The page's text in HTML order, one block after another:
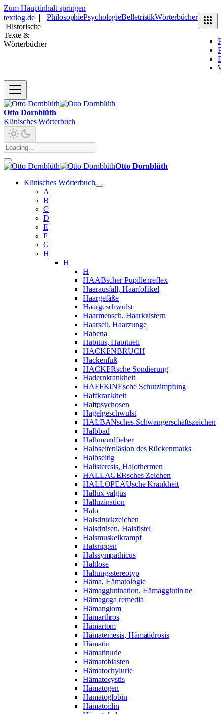
Zum Hauptinhalt springen
textlog.de
Historische
Texte &
Wörterbücher
PhilosophiePsychologieBelletristikWörterbücher
Otto Dornblüth
Klinisches Wörterbuch
Otto Dornblüth
Klinisches Wörterbuch
A
B
C
D
E
F
G
H
H
H
HAABscher Pupillenreflex
Haarausfall, Haarfollikel
Haargefäße
Haargeschwulst
Haarmensch, Haarknistern
Haarseil, Haarzunge
Habena
Habitus, Habituell
HACKENBRUCH
Hackenfuß
HACKERsche Sondierung
Hadernkrankheit
HAFFKINEsche Schutzimpfung
Haffkrankheit
Haftpsychosen
Hagelgeschwulst
HALBANsches Schwangerschaftszeichen
Halbbad
Halbmondfieber
Halbseitenläsion des Rückenmarks
Halbseitig
Halisteresis, Halothermen
HALLAGERsches Zeichen
HALLOPEAUsche Krankheit
Hallux valgus
Halluzination
Halo
Halsdruckzeichen
Halsdrüsen, Halsfistel
Halsmuskelkrampf
Halsrippen
Halssympathicus
Haltlose
Haltungsstereotyp
Häma, Hämatologie
Hämagglutination, Hämagglutinine
Hämagoga remedia
Hämangiom
Hämarthros
Hämartom
Hämatemesis, Hämatidrosis
Hämatin
Hämatinurie
Hämatoblasten
Hämatochylurie
Hämatocystis
Hämatogen
Hamatoglobin
Hämatoidin